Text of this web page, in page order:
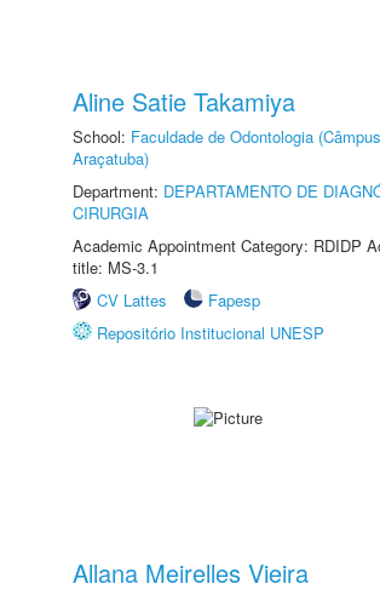
Aline Satie Takamiya
School: Faculdade de Odontologia
Araçatuba)
Department: DEPARTAMENTO DE
CIRURGIA
Academic Appointment Category: RDIDP
title: MS-3.1
CV Lattes
Fapesp
Repositório Institucional UNESP
Allana Meirelles Vieira